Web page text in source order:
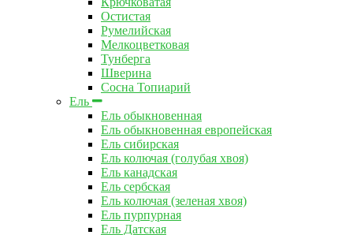
Остистая
Румелийская
Мелкоцветковая
Тунберга
Шверина
Сосна Топиарий
Ель
Ель обыкновенная
Ель обыкновенная европейская
Ель сибирская
Ель колючая (голубая хвоя)
Ель канадская
Ель сербская
Ель колючая (зеленая хвоя)
Ель пурпурная
Ель Датская